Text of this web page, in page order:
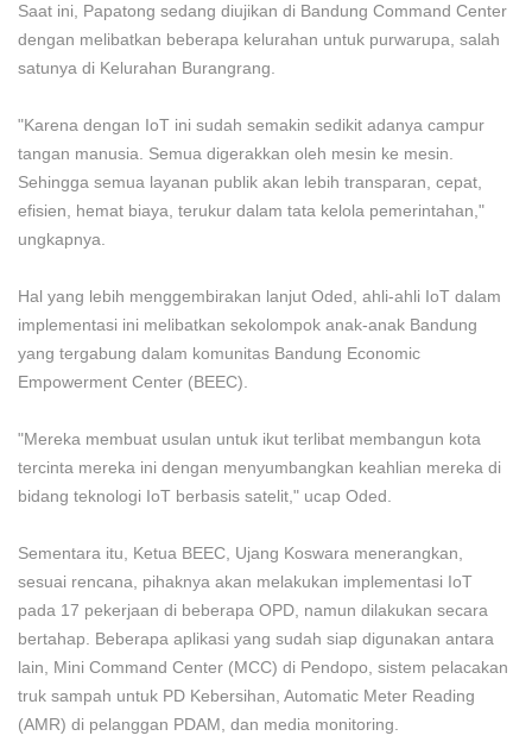
Saat ini, Papatong sedang diujikan di Bandung Command Center
dengan melibatkan beberapa kelurahan untuk purwarupa, salah
satunya di Kelurahan Burangrang.
"Karena dengan IoT ini sudah semakin sedikit adanya campur
tangan manusia. Semua digerakkan oleh mesin ke mesin.
Sehingga semua layanan publik akan lebih transparan, cepat,
efisien, hemat biaya, terukur dalam tata kelola pemerintahan,"
ungkapnya.
Hal yang lebih menggembirakan lanjut Oded, ahli-ahli IoT dalam
implementasi ini melibatkan sekolompok anak-anak Bandung
yang tergabung dalam komunitas Bandung Economic
Empowerment Center (BEEC).
"Mereka membuat usulan untuk ikut terlibat membangun kota
tercinta mereka ini dengan menyumbangkan keahlian mereka di
bidang teknologi IoT berbasis satelit," ucap Oded.
Sementara itu, Ketua BEEC, Ujang Koswara menerangkan,
sesuai rencana, pihaknya akan melakukan implementasi IoT
pada 17 pekerjaan di beberapa OPD, namun dilakukan secara
bertahap. Beberapa aplikasi yang sudah siap digunakan antara
lain, Mini Command Center (MCC) di Pendopo, sistem pelacakan
truk sampah untuk PD Kebersihan, Automatic Meter Reading
(AMR) di pelanggan PDAM, dan media monitoring.